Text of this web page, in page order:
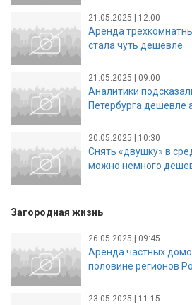
21.05.2025 | 12:00
Аренда
стала чуть дешевле
21.05.2025 | 09:00
Аналитики
Петербурга дешевле
20.05.2025 | 10:30
Снять «двушку» в
можно немного
Загородная жизнь
26.05.2025 | 09:45
Аренда частных
половине регионов
23.05.2025 | 11:15